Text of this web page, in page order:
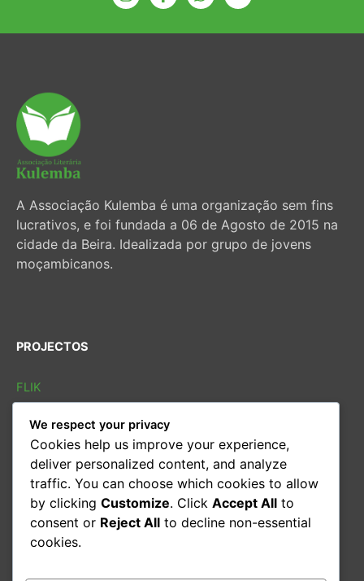
A Associação Kulemba é uma organização sem fins
lucrativos, e foi fundada a 06 de Agosto de 2015 na
cidade da Beira. Idealizada por grupo de jovens
moçambicanos.
PROJECTOS
FLIK
FLIB
SOLETRAS
Sarau cultural
Conversas
Oficina de leitura
CONTACTOS
We respect your privacy
Cookies help us improve your experience,
deliver personalized content, and analyze
traffic. You can choose which cookies to allow
by clicking Customize. Click Accept All to
consent or Reject All to decline non-essential
cookies.